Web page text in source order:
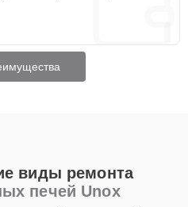
виды ремонта
печей Unox